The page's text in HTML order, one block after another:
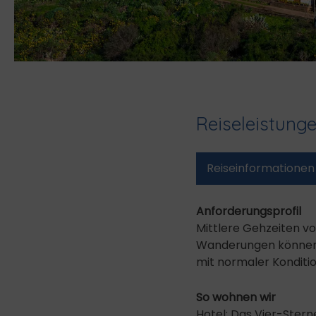
Reise­informationen
Anforderungsprofil
Mittlere Gehzeiten
Wanderungen
mit normaler
So wohnen wir